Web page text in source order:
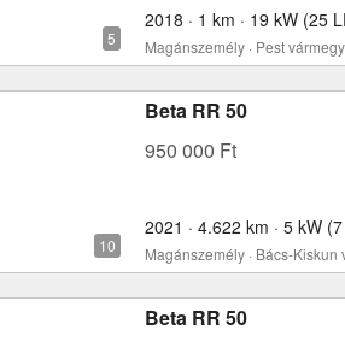
2018 · 1 km · 19 kW (25
Magánszemély · Pest
Beta RR 50
950 000 Ft
2021 · 4.622 km · 5 kW
Magánszemély · Bács-Kiskun
Beta RR 50